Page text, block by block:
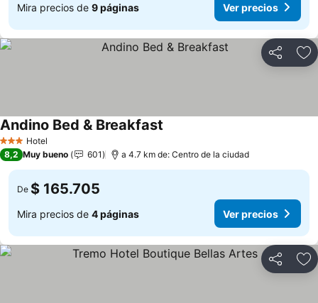
Mira precios de 9 páginas Ver precios
Compartir
3 Estrellas
Hotel
Andino Bed & Breakfast
8,2 Muy bueno 601 a 4.7 km de: Centro de la ciudad
De $ 165.705
Mira precios de 4 páginas Ver precios
Compartir